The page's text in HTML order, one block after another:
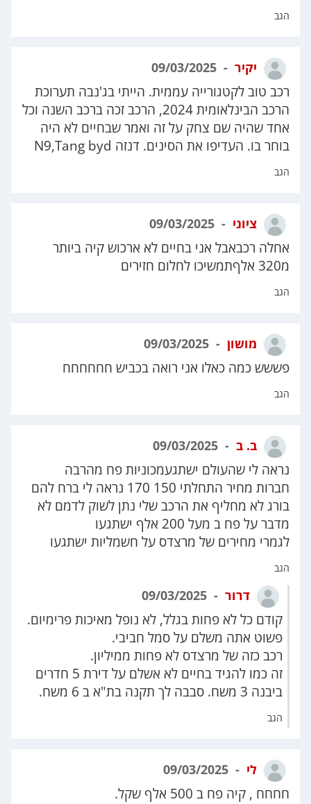
הגב
יקיר
רכב טוב לקטגורייה עממית. הייתי בג'נבה תערוכת
הרכב הבינלאומית 2024, הרכב זכה ברכב השנה וכל
אחד שהיה שם צחק על זה ואמר שבחיים לא היה
בוחר בו. העדיפו את הסינים. דנזה N9,Tang byd
הגב
ציוני
אחלה רכבאבל אני בחיים לא ארכוש קיה ביותר
מ320 אלףתמשיכו לחלום חזירים
הגב
מושון
פששש כמה כאלו אני רואה בכביש חחחחחח
הגב
ב. ב
נראה לי שהעולם ישתגעמכוניות פח מהרבה
חברות מחיר התחלתי 150 170 נראה לי ברח להם
בורג לא מחליף את הרכב שלי נתן לשוק לדמם לא
מדבר על פח ב מעל 200 אלף ישתגעו
לגמרי מחירים של מרצדס על חשמליות ישתגעו
הגב
דרור
קודם כל לא פחות בגלל, לא נופל מאיכות פרימיום.
פשוט אתה משלם על סמל חביבי.
רכב כזה של מרצדס לא פחות ממיליון.
זה כמו להגיד בחיים לא אשלם על דירת 5 חדרים
ביבנה 3 משח. סבבה לך תקנה בת"א ב 6 משח.
הגב
לי
חחחח , קיה פח ב 500 אלף שקל.